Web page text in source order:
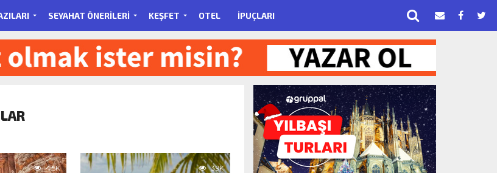
SEYAHAT ÖNERILERI KEŞFET OTEL İPUÇLARI
4.5K 3.9K